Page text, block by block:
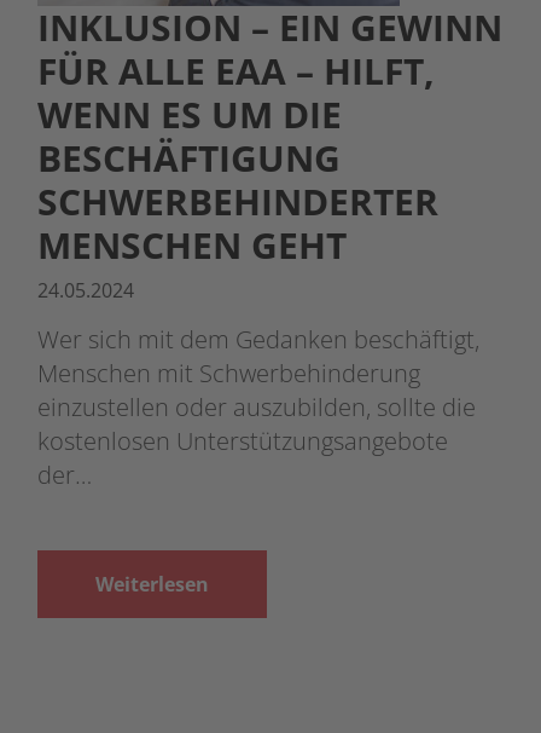
INKLUSION – EIN GEWINN
FÜR ALLE EAA – HILFT,
WENN ES UM DIE
BESCHÄFTIGUNG
SCHWERBEHINDERTER
MENSCHEN GEHT
24.05.2024
Wer sich mit dem Gedanken beschäftigt,
Menschen mit Schwerbehinderung
einzustellen oder auszubilden, sollte die
kostenlosen Unterstützungsangebote
der…
Weiterlesen